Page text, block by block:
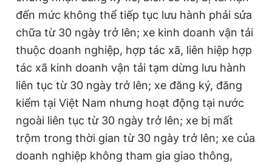
đến mức không thể tiếp tục lưu hành phải sửa
chữa từ 30 ngày trở lên; xe kinh doanh vận tải
thuộc doanh nghiệp, hợp tác xã, liên hiệp hợp
tác xã kinh doanh vận tải tạm dừng lưu hành
liên tục từ 30 ngày trở lên; xe đăng ký, đăng
kiểm tại Việt Nam nhưng hoạt động tại nước
ngoài liên tục từ 30 ngày trở lên; xe bị mất
trộm trong thời gian từ 30 ngày trở lên; xe của
doanh nghiệp không tham gia giao thông,